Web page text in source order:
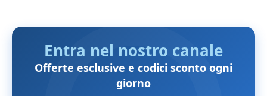
Entra nel nostro canale
Offerte esclusive e codici sconto ogni
giorno